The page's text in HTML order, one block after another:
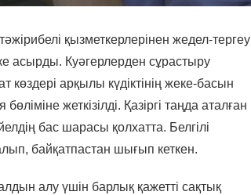
қызметкерлерінен жедел-тергеу
асырды. Куәгерлерден сұрастыру
арқылы күдіктінің жеке-басын
жеткізілді. Қазіргі таңда аталған
бас шарасы қолхатта. Белгілі
алып, байқатпастан шығып кеткен.
алу үшін барлық қажетті сақтық